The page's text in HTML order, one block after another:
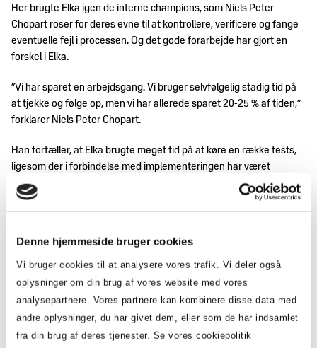
Denne hjemmeside bruger cookies
Vi bruger cookies til at analysere vores trafik. Vi deler også
oplysninger om din brug af vores website med vores
analysepartnere. Vores partnere kan kombinere disse data med
andre oplysninger, du har givet dem, eller som de har indsamlet
fra din brug af deres tjenester. Se vores cookiepolitik
Her brugte Elka igen de interne champions, som Niels Peter
Chopart roser for deres evne til at kontrollere, verificere og fange
eventuelle fejl i processen. Og det gode forarbejde har gjort en
forskel i Elka.
”Vi har sparet en arbejdsgang. Vi bruger selvfølgelig stadig tid på
at tjekke og følge op, men vi har allerede sparet 20-25 % af tiden,”
forklarer Niels Peter Chopart.
Han fortæller, at Elka brugte meget tid på at køre en række tests,
ligesom der i forbindelse med implementeringen har været
omfattende dialog med marketingafdelingen for at se, hvordan
man også kan bruge informationerne i produktpasset
kommercielt. Men det kræver, at man har motoren, altså data, på
Han anbefaler også, at man afsætter tid til at få styr på
produktionen. Printeropsætning kan lyde som en simpel opgave,
men det viste sig at være langt vanskeligere end antaget. Den
viden tager Elka nu med fra deres egen fabrik i Litauen, og den kan
ud hos eksterne samarbejdspartnere i Kina i tæt samarbejde med